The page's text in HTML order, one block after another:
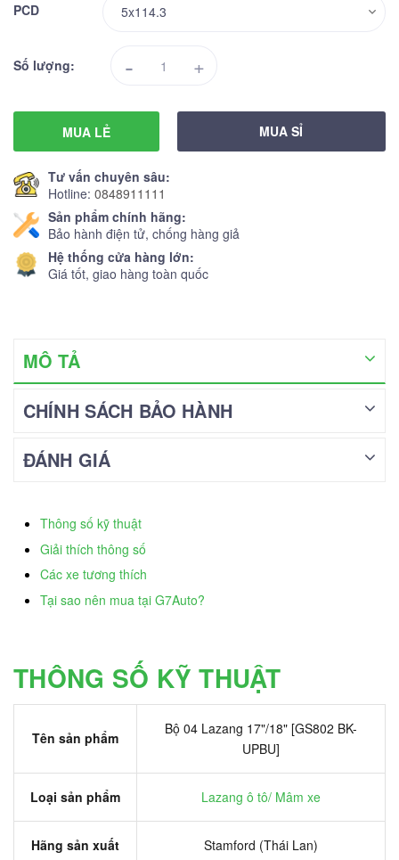
PCD
Số lượng: - +
MUA LẺ MUA SỈ
Tư vấn chuyên sâu:
Hotline: 0848911111
Sản phẩm chính hãng:
Bảo hành điện tử, chống hàng giả
Hệ thống cửa hàng lớn:
Giá tốt, giao hàng toàn quốc
MÔ TẢ
CHÍNH SÁCH BẢO HÀNH
ĐÁNH GIÁ
Thông số kỹ thuật
Giải thích thông số
Các xe tương thích
Tại sao nên mua tại G7Auto?
THÔNG SỐ KỸ THUẬT
Tên sản phẩm
Bộ 04 Lazang 17"/18" [GS802 BK-
UPBU]
Loại sản phẩm Lazang ô tô/ Mâm xe
Hãng sản xuất Stamford (Thái Lan)